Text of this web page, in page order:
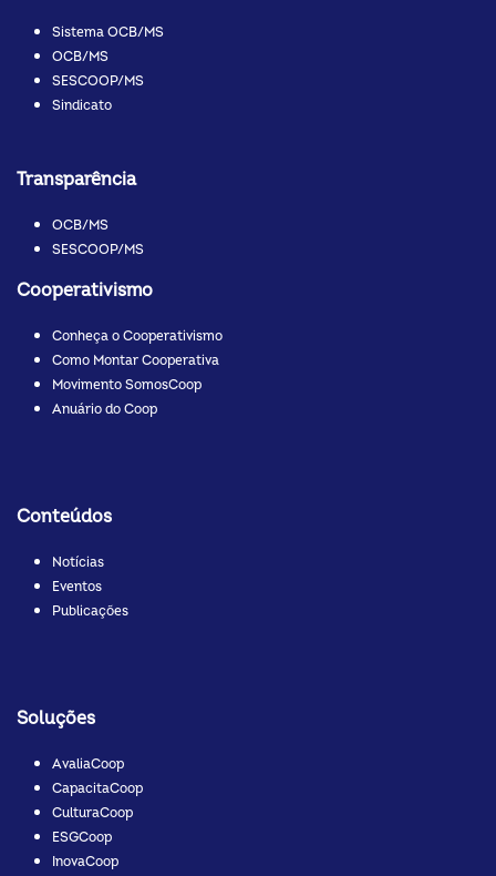
Sistema OCB/MS
OCB/MS
SESCOOP/MS
Sindicato
Transparência
OCB/MS
SESCOOP/MS
Cooperativismo
Conheça o Cooperativismo
Como Montar Cooperativa
Movimento SomosCoop
Anuário do Coop
Conteúdos
Notícias
Eventos
Publicações
Soluções
AvaliaCoop
CapacitaCoop
CulturaCoop
ESGCoop
InovaCoop